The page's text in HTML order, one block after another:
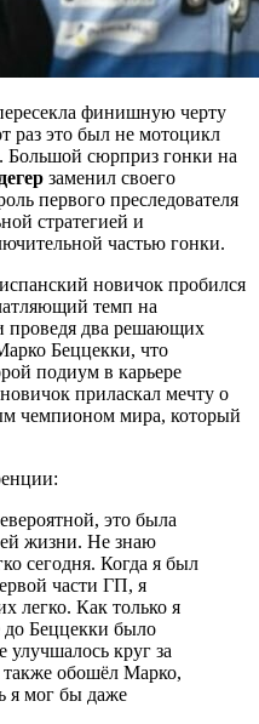
финишную черту
раз это был не мотоцикл
Большой сюрприз гонки на
заменил своего
первого преследователя
стратегией и
частью гонки.
новичок пробился
темп на
проведя два решающих
Беццекки, что
подиум в карьере
приласкал мечту о
чемпионом мира, который
это была
жизни. Не знаю
сегодня. Когда я был
части ГП, я
легко. Как только я
до Беццекки было
круг за
также обошёл Марко,
я мог бы даже